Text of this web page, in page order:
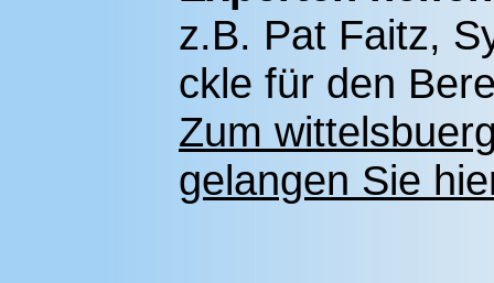
z.B. Pat Faitz,
ckle für den
Zum
gelangen Sie